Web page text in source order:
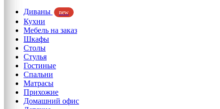
Диваны
new
Кухни
Мебель на заказ
Шкафы
Столы
Стулья
Гостиные
Спальни
Матрасы
Прихожие
Домашний офис